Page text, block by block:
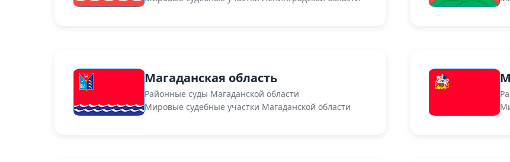
Магаданская область
Районные суды Магаданской области
Мировые судебные участки Магаданской области